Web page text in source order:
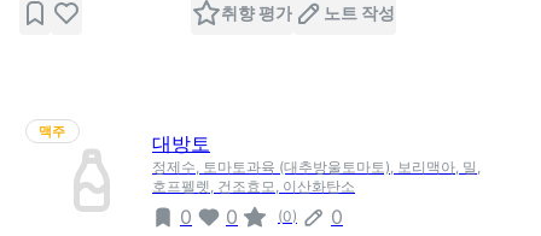
취향 평가 노트 작성
맥주
대방토
정제수, 토마토과육 (대추방울토마토), 보리맥아, 밀,
호프펠렛, 건조효모, 이산화탄소
0 0 (0) 0